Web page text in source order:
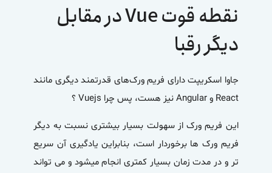
نقطه قوتVueدر مقابل
دیگر رقبا
جاوا اسکریپت دارای فریم ورک‌های قدرتمند دیگری مانند
React و Angular نیز هست، پس چرا Vuejs ؟
این فریم ورک از سهولت بسیار بیشتری نسبت به دیگر
فریم ورک ها برخوردار است، بنابراین یادگیری آن سریع
تر و در مدت زمان بسیار کمتری انجام میشود و می تواند